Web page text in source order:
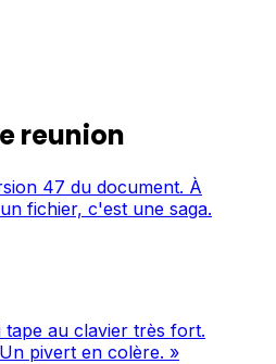
reunion
47 du document. À
fichier, c'est une saga.
au clavier très fort.
pivert en colère. »